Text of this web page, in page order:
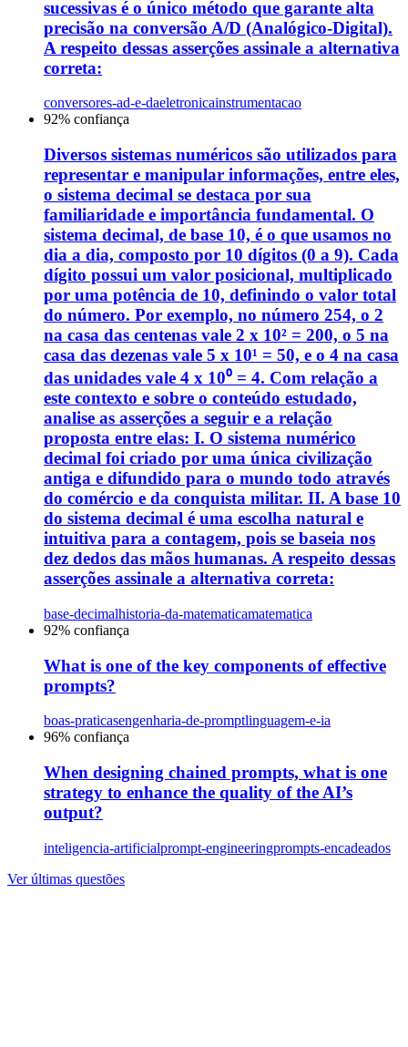
sucessivas é o único método que garante alta
precisão na conversão A/D (Analógico-Digital).
A respeito dessas asserções assinale a alternativa
correta:
conversores-ad-e-daeletronicainstrumentacao
92% confiança
Diversos sistemas numéricos são utilizados para
representar e manipular informações, entre eles,
o sistema decimal se destaca por sua
familiaridade e importância fundamental. O
sistema decimal, de base 10, é o que usamos no
dia a dia, composto por 10 dígitos (0 a 9). Cada
dígito possui um valor posicional, multiplicado
por uma potência de 10, definindo o valor total
do número. Por exemplo, no número 254, o 2
na casa das centenas vale 2 x 10² = 200, o 5 na
casa das dezenas vale 5 x 10¹ = 50, e o 4 na casa
das unidades vale 4 x 10⁰ = 4. Com relação a
este contexto e sobre o conteúdo estudado,
analise as asserções a seguir e a relação
proposta entre elas: I. O sistema numérico
decimal foi criado por uma única civilização
antiga e difundido para o mundo todo através
do comércio e da conquista militar. II. A base 10
do sistema decimal é uma escolha natural e
intuitiva para a contagem, pois se baseia nos
dez dedos das mãos humanas. A respeito dessas
asserções assinale a alternativa correta:
base-decimalhistoria-da-matematicamatematica
92% confiança
What is one of the key components of effective
prompts?
boas-praticasengenharia-de-promptlinguagem-e-ia
96% confiança
When designing chained prompts, what is one
strategy to enhance the quality of the AI’s
output?
inteligencia-artificialprompt-engineeringprompts-encadeados
Ver últimas questões